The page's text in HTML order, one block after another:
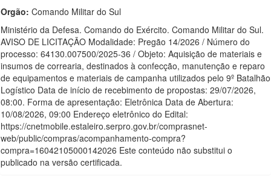
Orgão: Comando Militar do Sul
Ministério da Defesa. Comando do Exército. Comando Militar do Sul.
AVISO DE LICITAÇÃO Modalidade: Pregão 14/2026 / Número do
processo: 64130.007500/2025-36 / Objeto: Aquisição de materiais e
insumos de correaria, destinados à confecção, manutenção e reparo
de equipamentos e materiais de campanha utilizados pelo 9º Batalhão
Logístico Data de início de recebimento de propostas: 29/07/2026,
08:00. Forma de apresentação: Eletrônica Data de Abertura:
10/08/2026, 09:00 Endereço eletrônico do Edital:
https://cnetmobile.estaleiro.serpro.gov.br/comprasnet-
web/public/compras/acompanhamento-compra?
compra=16042105000142026 Este conteúdo não substitui o
publicado na versão certificada.